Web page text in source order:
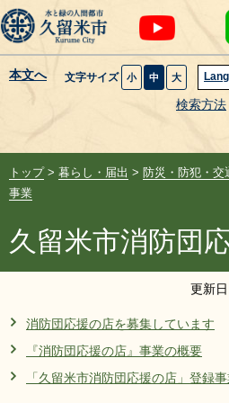
本文へ 文字サイズ 小 中 大
検索方法
暮らし・届出
健康・医療・福祉
観光魅力・イベント
サイトマップ 組
トップ> 暮らし・届出 > 防災・防犯・交
事業
久留米市消防団
更新日
消防団応援の店を募集しています
『消防団応援の店』事業の概要
「久留米市消防団応援の店」登録